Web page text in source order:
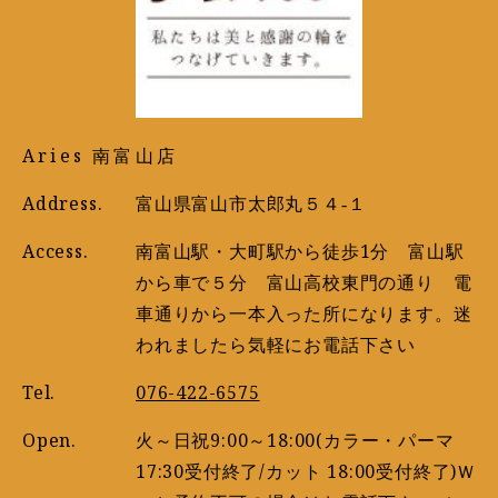
Aries 南富山店
Address.
富山県富山市太郎丸５４‐１
Access.
南富山駅・大町駅から徒歩1分 富山駅
から車で５分 富山高校東門の通り 電
車通りから一本入った所になります。迷
われましたら気軽にお電話下さい
Tel.
076-422-6575
Open.
火～日祝9:00～18:00(カラー・パーマ
17:30受付終了/カット 18:00受付終了)Ｗ